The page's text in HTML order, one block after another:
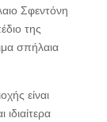
Σφεντόνη
της
σπήλαια
είναι